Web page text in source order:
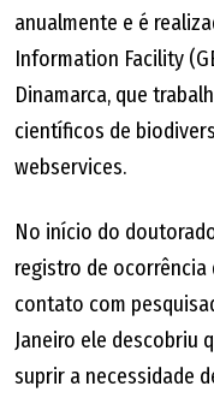
anualmente e é
Information Facility
Dinamarca, que
científicos de
webservices.
No início do
registro de ocorrência
contato com
Janeiro ele descobriu
suprir a necessidade